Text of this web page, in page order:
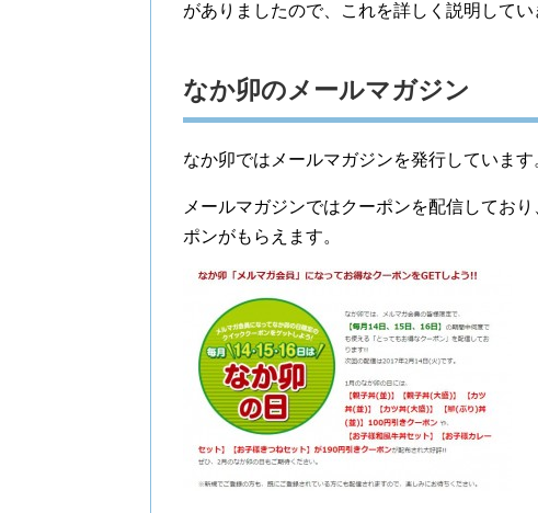
がありましたので、これを詳しく説明してい
なか卯のメールマガジン
なか卯ではメールマガジンを発行しています
メールマガジンではクーポンを配信してお
ポンがもらえます。